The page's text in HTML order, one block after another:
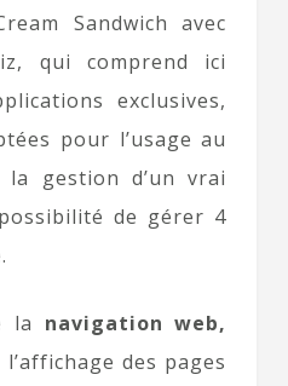
Sandwich avec
qui comprend ici
exclusives,
pour l’usage au
gestion d’un vrai
de gérer 4
la navigation web,
l’affichage des pages